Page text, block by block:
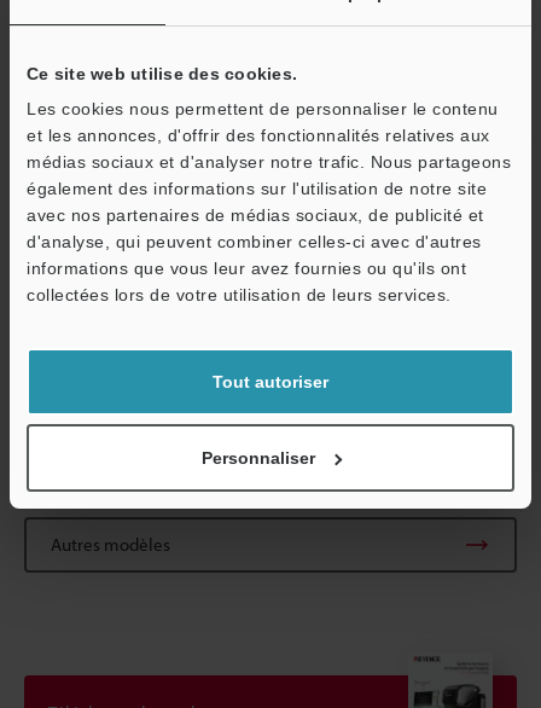
Ce site web utilise des cookies.
Les cookies nous permettent de personnaliser le contenu
et les annonces, d'offrir des fonctionnalités relatives aux
médias sociaux et d'analyser notre trafic. Nous partageons
également des informations sur l'utilisation de notre site
avec nos partenaires de médias sociaux, de publicité et
d'analyse, qui peuvent combiner celles-ci avec d'autres
informations que vous leur avez fournies ou qu'ils ont
collectées lors de votre utilisation de leurs services.
Tout autoriser
Personnaliser
l'environnement
Poids
*1Dans une plage de ø80 mm et pour une température
ambiante de fonctionnement de +23 ±1°C à la position du point
focal
*2Dans une plage de 20 × 20 mm et pour une température
ambiante de fonctionnement de +23 ±1°C à la position du point
*3+15 à 35°C avec une vitesse de déplacement de la platine
suivant X/Y de 120 mm/s.
Fiche technique (PDF)
Autres modèles